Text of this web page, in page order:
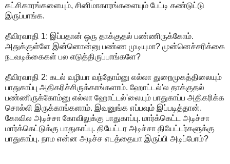
கட்சிகாரங்களையும், சினிமாகாரங்களையும் பேட்டி கண்டுட்டு
இருப்பாங்க.
தீவிரவாதி 1: இப்பதான் ஒரு தாக்குதல் பண்ணிருக்கோம்.
அதுக்குள்ளே இன்னொன்னு பண்ண முடியுமா? முன்னெச்சரிக்கை
நடவடிக்கைகள் பல எடுத்திருப்பாங்களே?
தீவிரவாதி 2: கடல் வழியா வந்தோம்னு எல்லா துறைமுகத்திலையும்
பாதுகாப்பு அதிகரிச்சிருக்காங்களாம். ஹோட்டல்'ல தாக்குதல்
பண்ணிருக்கோம்னு எல்லா ஹோட்டல்'லையும் பாதுகாப்ப அதிகரிக்க
சொல்லி இருக்காங்களாம். இவனுங்க எப்பவும் இப்படித்தான்.
கோவில அடிச்சா கோவிலுக்கு பாதுகாப்பு. மார்க்கெட்ட அடிச்சா
மார்க்கெட்டுக்கு பாதுகாப்பு. தியேட்டர அடிச்சா தியேட்டர்களுக்கு
பாதுகாப்பு. நாம என்ன அடிச்ச எடத்தையா இருப்பி அடிப்போம்?